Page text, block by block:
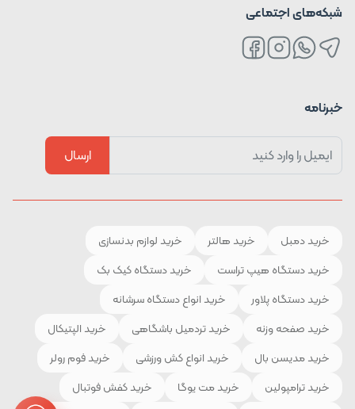
شبکه‌های اجتماعی
خبرنامه
ارسال
خرید دمبل خرید هالتر
خرید لوازم بدنسازی
خرید دستگاه هیپ تراست
خرید دستگاه کیک بک
خرید دستگاه پلاور
خرید انواع دستگاه سرشانه
خرید صفحه وزنه
خرید تردمیل باشگاهی
خرید الپتیکال
خرید مدیسن بال
خرید انواع کش ورزشی
خرید فوم رولر
خرید ترامپولین
خرید مت یوگا
خرید کفش فوتبال